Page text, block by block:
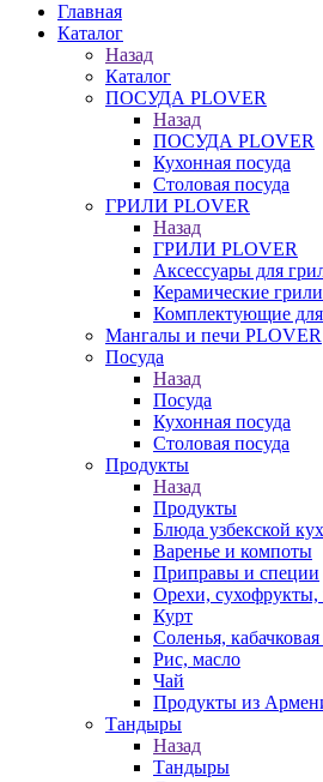
Главная
Каталог
Назад
Каталог
ПОСУДА PLOVER
Назад
ПОСУДА PLOVER
Кухонная посуда
Столовая посуда
ГРИЛИ PLOVER
Назад
ГРИЛИ PLOVER
Аксессуары для
Керамические
Комплектующие
Мангалы и печи PLOVER
Посуда
Назад
Посуда
Кухонная посуда
Столовая посуда
Продукты
Назад
Продукты
Блюда узбекской
Варенье и компоты
Приправы и специи
Орехи, сухофрукты,
Курт
Соленья,
Рис, масло
Чай
Продукты из
Тандыры
Назад
Тандыры